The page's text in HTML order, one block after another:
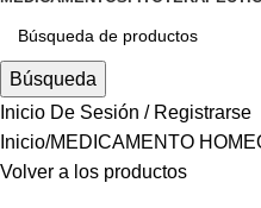
Búsqueda
Inicio De Sesión / Registrarse
Inicio MEDICAMENTO
Volver a los productos